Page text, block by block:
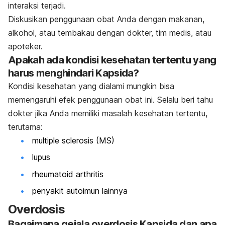
interaksi terjadi.
Diskusikan penggunaan obat Anda dengan makanan,
alkohol, atau tembakau dengan dokter, tim medis, atau
apoteker.
Apakah ada kondisi kesehatan tertentu yang
harus menghindari Kapsida?
Kondisi kesehatan yang dialami mungkin bisa
memengaruhi efek penggunaan obat ini. Selalu beri tahu
dokter jika Anda memiliki masalah kesehatan tertentu,
terutama:
multiple sclerosis (MS)
lupus
rheumatoid arthritis
penyakit autoimun lainnya
Overdosis